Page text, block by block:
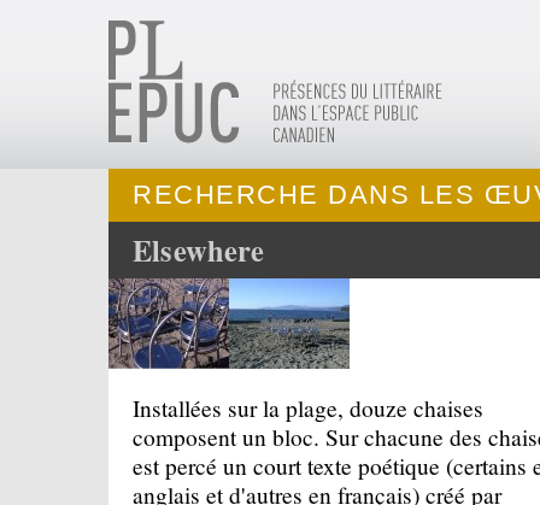
RECHERCHE DANS LES
Elsewhere
Installées sur la plage, douze chaises
composent un bloc. Sur chacune des
est percé un court texte poétique (certains
anglais et d'autres en français) créé par